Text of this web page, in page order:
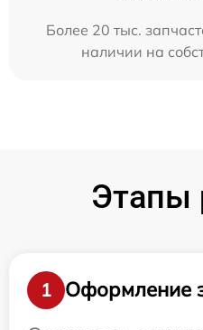
Более 20 тыс.
наличии на
Этапы
1
Оформление